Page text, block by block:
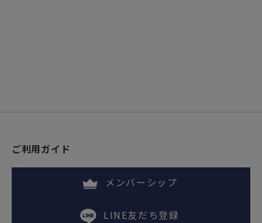
ご利用ガイド
メンバーシップ
LINE友だち登録